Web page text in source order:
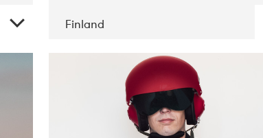
Finland
DATE
CONCERTS
11-2017 ALICE